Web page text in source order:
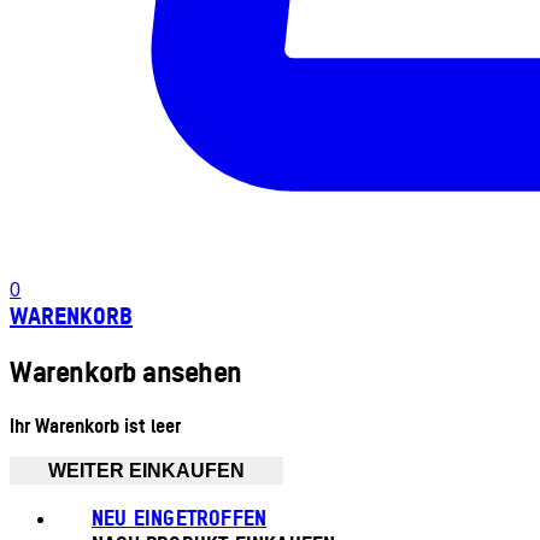
0
WARENKORB
Warenkorb ansehen
Ihr Warenkorb ist leer
WEITER EINKAUFEN
NEU EINGETROFFEN